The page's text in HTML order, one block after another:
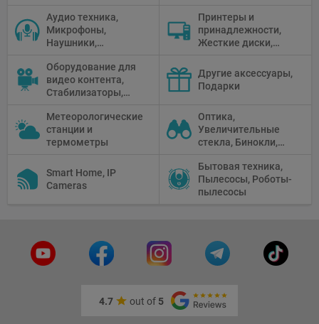
Аудио техника,
Микрофоны,
Наушники,
микшеры, Кабели и
адаптеры
Принтеры и
принадлежности,
Жесткие диски,
Проекторы,
Графические
Планшеты, Бумага
Оборудование для
видео контента,
Стабилизаторы,
Мониторы,
Профессиональное
видео
Другие аксессуары,
Подарки
Метеорологические
станции и
термометры
Оптика,
Увеличительные
стекла, Бинокли,
Телескопы,
Прицелы,
Микроскопы,
Smart Home, IP
Cameras
Бытовая техника,
Пылесосы, Роботы-
пылесосы
4.7 out of 5